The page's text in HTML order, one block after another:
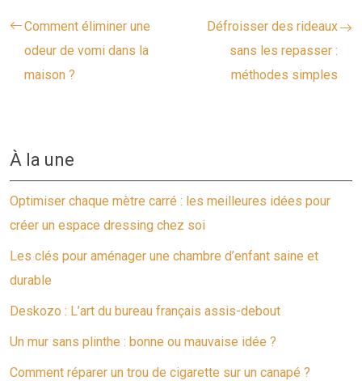
Comment éliminer une
odeur de vomi dans la
maison ?
Défroisser des rideaux
sans les repasser :
méthodes simples
À la une
Optimiser chaque mètre carré : les meilleures idées pour
créer un espace dressing chez soi
Les clés pour aménager une chambre d’enfant saine et
durable
Deskozo : L’art du bureau français assis-debout
Un mur sans plinthe : bonne ou mauvaise idée ?
Comment réparer un trou de cigarette sur un canapé ?